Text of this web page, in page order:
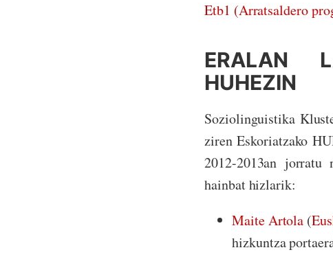
Etb1 (Arratsaldero
ERALAN
HUHEZIN
Soziolinguistika
ziren Eskoriatzako
2012-2013an
hainbat hizlarik:
Maite Artola (
hizkuntza